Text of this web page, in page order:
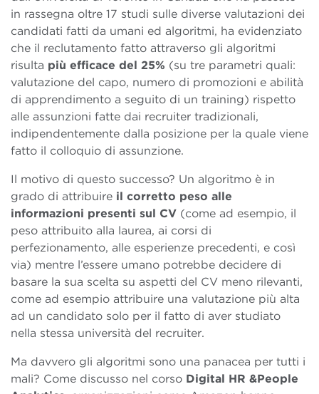
in rassegna oltre 17 studi sulle diverse valutazioni dei
candidati fatti da umani ed algoritmi, ha evidenziato
che il reclutamento fatto attraverso gli algoritmi
risulta più efficace del 25% (su tre parametri quali:
valutazione del capo, numero di promozioni e abilità
di apprendimento a seguito di un training) rispetto
alle assunzioni fatte dai recruiter tradizionali,
indipendentemente dalla posizione per la quale viene
fatto il colloquio di assunzione.
Il motivo di questo successo? Un algoritmo è in
grado di attribuire il corretto peso alle
informazioni presenti sul CV (come ad esempio, il
peso attribuito alla laurea, ai corsi di
perfezionamento, alle esperienze precedenti, e così
via) mentre l’essere umano potrebbe decidere di
basare la sua scelta su aspetti del CV meno rilevanti,
come ad esempio attribuire una valutazione più alta
ad un candidato solo per il fatto di aver studiato
nella stessa università del recruiter.
Ma davvero gli algoritmi sono una panacea per tutti i
mali? Come discusso nel corso Digital HR &People